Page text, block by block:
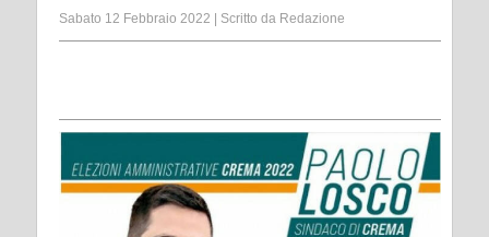
Sabato 12 Febbraio 2022 Scritto da Redazione